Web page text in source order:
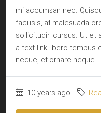
mi accumsan nec.
facilisis, at malesuada
sollicitudin cursus. Ut et
a text link libero tempus
neque, et ornare neque...
10 years ago